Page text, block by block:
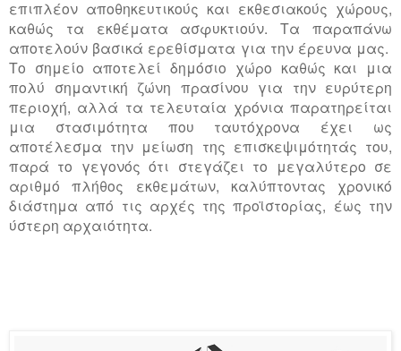
επιπλέον αποθηκευτικούς και εκθεσιακούς χώρους,
καθώς τα εκθέματα ασφυκτιούν. Τα παραπάνω
αποτελούν βασικά ερεθίσματα για την έρευνα μας.
Το σημείο αποτελεί δημόσιο χώρο καθώς και μια
πολύ σημαντική ζώνη πρασίνου για την ευρύτερη
περιοχή, αλλά τα τελευταία χρόνια παρατηρείται
μια στασιμότητα που ταυτόχρονα έχει ως
αποτέλεσμα την μείωση της επισκεψιμότητάς του,
παρά το γεγονός ότι στεγάζει το μεγαλύτερο σε
αριθμό πλήθος εκθεμάτων, καλύπτοντας χρονικό
διάστημα από τις αρχές της προϊστορίας, έως την
ύστερη αρχαιότητα.